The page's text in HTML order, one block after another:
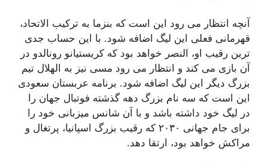
آنچه انتظار می رود این است که بنزما به ترکیب الاتحاد،
قهرمانی فعلی این لیگ اضافه شود. با این حساب جدی
ترین رقیب او، النصر خواهد بود که کریستیانو رونالدو در
آن بازی می کند و انتظار می رود مسی نیز به الهلال تیم
بزرگ دیگر این لیگ اضافه شود. برنامه عربستان سعودی
این است که سه نام بزرگ دهه گذشته فوتبال جهان را
در لیگ خود داشته باشد و با آن شانس میزبانی خود را
برای جام جهانی ۲۰۳۰ که رقیب بزرگ اسپانیا، پرتغال و
مراکش خواهد بود، ارتقا دهد.